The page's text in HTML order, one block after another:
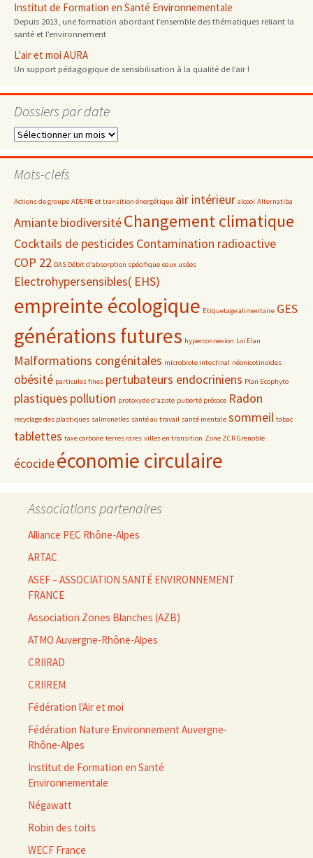
Institut de Formation en Santé Environnementale
Depuis 2013, une formation abordant l’ensemble des thématiques reliant la
santé et l’environnement
L'air et moi AURA
Un support pédagogique de sensibilisation à la qualité de l’air !
Dossiers par date
Dossiers
date
Mots-clefs
Actions de groupe ADEME et transition énergétique air intérieur alcool Alternatiba
AmiantebiodiversitéChangement climatique
Cocktails de pesticides Contamination radioactive
COP 22 DAS Débit d'absorption spécifique eaux usées
Electrohypersensibles( EHS)
empreinte écologique Etiquetage alimentaire GES
générations futures hyperconnexion Loi Elan
Malformations congénitales microbiote intestinal néonicotinoïdes
obésité particules fines pertubateurs endocriniens Plan Ecophyto
plastiques pollution protoxyde d'azote puberté précoce Radon
recyclage des plastiques salmonelles santé au travail santé mentale sommeil tabac
tablettes taxe carbone terres rares villes en transition Zone ZCR Grenoble
écocideéconomie circulaire
Associations partenaires
Alliance PEC Rhône-Alpes
ARTAC
ASEF – ASSOCIATION SANTÉ ENVIRONNEMENT
FRANCE
Association Zones Blanches (AZB)
ATMO Auvergne-Rhône-Alpes
CRIIRAD
CRIIREM
Fédération l'Air et moi
Fédération Nature Environnement Auvergne-
Rhône-Alpes
Institut de Formation en Santé
Environnementale
Négawatt
Robin des toits
WECF France